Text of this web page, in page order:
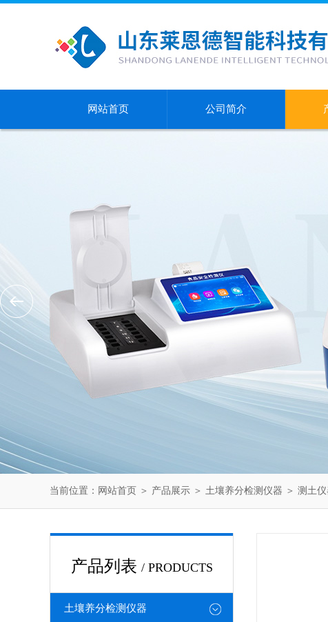
网站首页 公司简介
当前位置： 网站首页 ＞ 产品展示 ＞ 土壤养分检测仪器 ＞ 测土仪
产品列表 / PRODUCTS
土壤养分检测仪器